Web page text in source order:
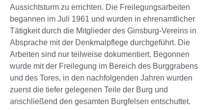
Aussichtsturm zu errichten. Die Freilegungsarbeiten
begannen im Juli 1961 und wurden in ehrenamtlicher
Tätigkeit durch die Mitglieder des Ginsburg-Vereins in
Absprache mit der Denkmalpflege durchgeführt. Die
Arbeiten sind nur teilweise dokumentiert. Begonnen
wurde mit der Freilegung im Bereich des Burggrabens
und des Tores, in den nachfolgenden Jahren wurden
zuerst die tiefer gelegenen Teile der Burg und
anschließend den gesamten Burgfelsen entschuttet.